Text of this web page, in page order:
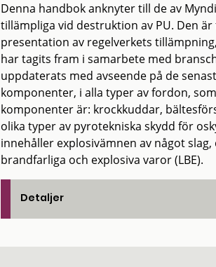
Denna handbok anknyter till de av
tillämpliga vid destruktion av PU. Den
presentation av regelverkets
har tagits fram i samarbete med
uppdaterats med avseende på de
komponenter, i alla typer av fordon,
komponenter är: krockkuddar,
olika typer av pyrotekniska skydd för
innehåller explosivämnen av något
brandfarliga och explosiva varor (LBE).
Detaljer